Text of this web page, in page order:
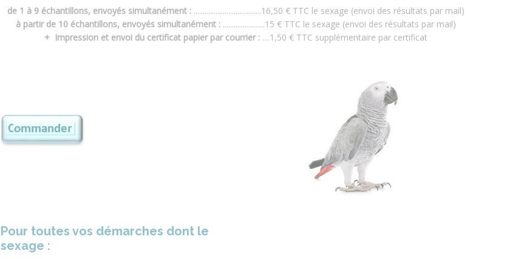
de 1 à 9 échantillons, envoyés simultanément : .....................................16,50 € TTC le sexage (envoi des résultats par mail)
à partir de 10 échantillons, envoyés simultanément : .......................15 € TTC le sexage (envoi des résultats par mail)
+ Impression et envoi du certificat papier par courrier : ....1,50 € TTC supplémentaire par certificat
Pour toutes vos démarches dont le
sexage :